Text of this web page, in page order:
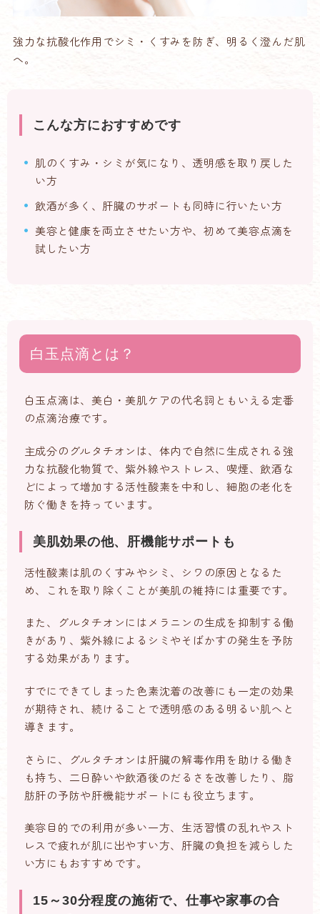
強力な抗酸化作用でシミ・くすみを防ぎ、明るく澄んだ肌
へ。
こんな方におすすめです
肌のくすみ・シミが気になり、透明感を取り戻した
い方
飲酒が多く、肝臓のサポートも同時に行いたい方
美容と健康を両立させたい方や、初めて美容点滴を
試したい方
白玉点滴とは？
白玉点滴は、美白・美肌ケアの代名詞ともいえる定番
の点滴治療です。
主成分のグルタチオンは、体内で自然に生成される強
力な抗酸化物質で、紫外線やストレス、喫煙、飲酒な
どによって増加する活性酸素を中和し、細胞の老化を
防ぐ働きを持っています。
美肌効果の他、肝機能サポートも
活性酸素は肌のくすみやシミ、シワの原因となるた
め、これを取り除くことが美肌の維持には重要です。
また、グルタチオンにはメラニンの生成を抑制する働
きがあり、紫外線によるシミやそばかすの発生を予防
する効果があります。
すでにできてしまった色素沈着の改善にも一定の効果
が期待され、続けることで透明感のある明るい肌へと
導きます。
さらに、グルタチオンは肝臓の解毒作用を助ける働き
も持ち、二日酔いや飲酒後のだるさを改善したり、脂
肪肝の予防や肝機能サポートにも役立ちます。
美容目的での利用が多い一方、生活習慣の乱れやスト
レスで疲れが肌に出やすい方、肝臓の負担を減らした
い方にもおすすめです。
15～30分程度の施術で、仕事や家事の合